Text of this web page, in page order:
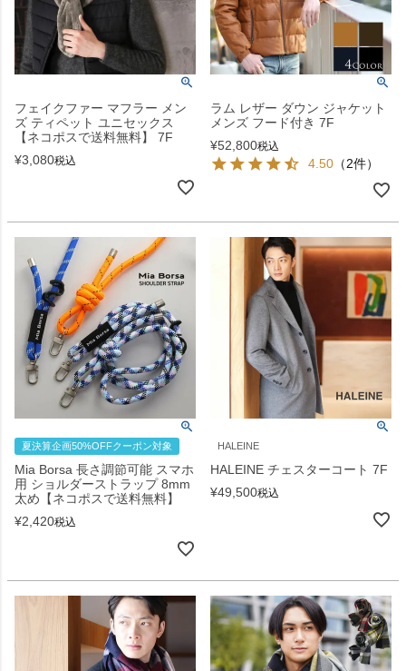
フェイクファー マフラー メン
ズ ティペット ユニセックス
【ネコポスで送料無料】 7F
¥3,080税込
ラム レザー ダウン ジャケット
メンズ フード付き 7F
¥52,800税込
4.50 （2件）
夏決算企画50%OFFクーポン対象
Mia Borsa 長さ調節可能 スマホ
用 ショルダーストラップ 8mm
太め【ネコポスで送料無料】
¥2,420税込
HALEINE
HALEINE チェスターコート 7F
¥49,500税込